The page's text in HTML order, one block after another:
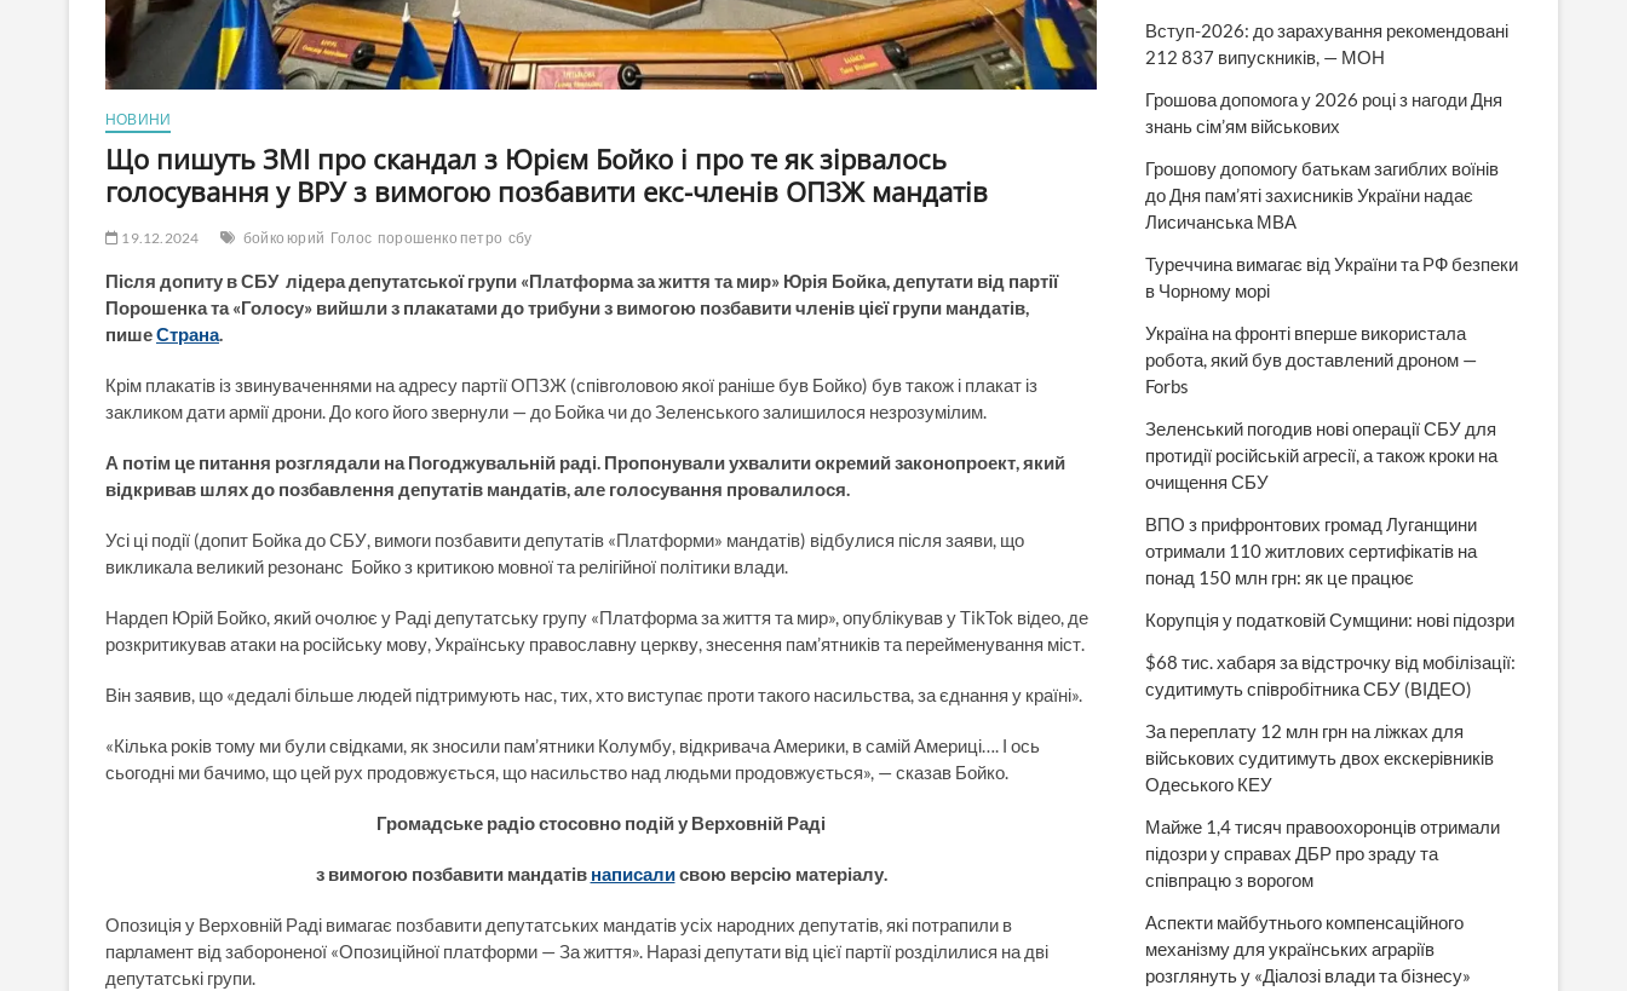
НОВИНИ
Що пишуть ЗМІ про скандал з Юрієм Бойко і про те як зірвалось
голосування у ВРУ з вимогою позбавити екс-членів ОПЗЖ мандатів
19.12.2024 бойко юрий Голос порошенко петро сбу
Після допиту в СБУ лідера депутатської групи «Платформа за життя та мир» Юрія Бойка, депутати від партії
Порошенка та «Голосу» вийшли з плакатами до трибуни з вимогою позбавити членів цієї групи мандатів,
пишеСтрана.
Крім плакатів із звинуваченнями на адресу партії ОПЗЖ (співголовою якої раніше був Бойко) був також і плакат із
закликом дати армії дрони. До кого його звернули — до Бойка чи до Зеленського залишилося незрозумілим.
А потім це питання розглядали на Погоджувальній раді. Пропонували ухвалити окремий законопроект, який
відкривав шлях до позбавлення депутатів мандатів, але голосування провалилося.
Усі ці події (допит Бойка до СБУ, вимоги позбавити депутатів «Платформи» мандатів) відбулися після заяви, що
викликала великий резонанс Бойко з критикою мовної та релігійної політики влади.
Нардеп Юрій Бойко, який очолює у Раді депутатську групу «Платформа за життя та мир», опублікував у TikTok відео, де
розкритикував атаки на російську мову, Українську православну церкву, знесення пам’ятників та перейменування міст.
Він заявив, що «дедалі більше людей підтримують нас, тих, хто виступає проти такого насильства, за єднання у країні».
«Кілька років тому ми були свідками, як зносили пам’ятники Колумбу, відкривача Америки, в самій Америці…. І ось
сьогодні ми бачимо, що цей рух продовжується, що насильство над людьми продовжується», — сказав Бойко.
Громадське радіо стосовно подій у Верховній Раді
з вимогою позбавити мандатів написалисвою версію матеріалу.
Опозиція у Верховній Раді вимагає позбавити депутатських мандатів усіх народних депутатів, які потрапили в
парламент від забороненої «Опозиційної платформи — За життя». Наразі депутати від цієї партії розділилися на дві
депутатські групи.
Вступ-2026: до зарахування рекомендовані
212 837 випускників, — МОН
Грошова допомога у 2026 році з нагоди Дня
знань сім’ям військових
Грошову допомогу батькам загиблих воїнів
до Дня пам’яті захисників України надає
Лисичанська МВА
Туреччина вимагає від України та РФ безпеки
в Чорному морі
Україна на фронті вперше використала
робота, який був доставлений дроном —
Forbs
Зеленський погодив нові операції СБУ для
протидії російській агресії, а також кроки на
очищення СБУ
ВПО з прифронтових громад Луганщини
отримали 110 житлових сертифікатів на
понад 150 млн грн: як це працює
Корупція у податковій Сумщини: нові підозри
$68 тис. хабаря за відстрочку від мобілізації:
судитимуть співробітника СБУ (ВІДЕО)
За переплату 12 млн грн на ліжках для
військових судитимуть двох екскерівників
Одеського КЕУ
Майже 1,4 тисяч правоохоронців отримали
підозри у справах ДБР про зраду та
співпрацю з ворогом
Аспекти майбутнього компенсаційного
механізму для українських аграріїв
розглянуть у «Діалозі влади та бізнесу»